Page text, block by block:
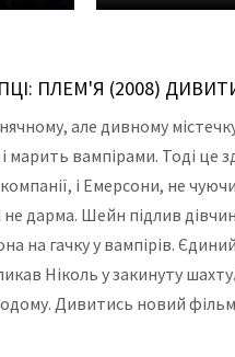
ПЛЕМ'Я (2008)
але дивному
вампірами. Тоді це
компанії, і Емерсони, не
дарма. Шейн підлив
на гачку у вампірів.
Ніколь у закинуту
Дивитись новий